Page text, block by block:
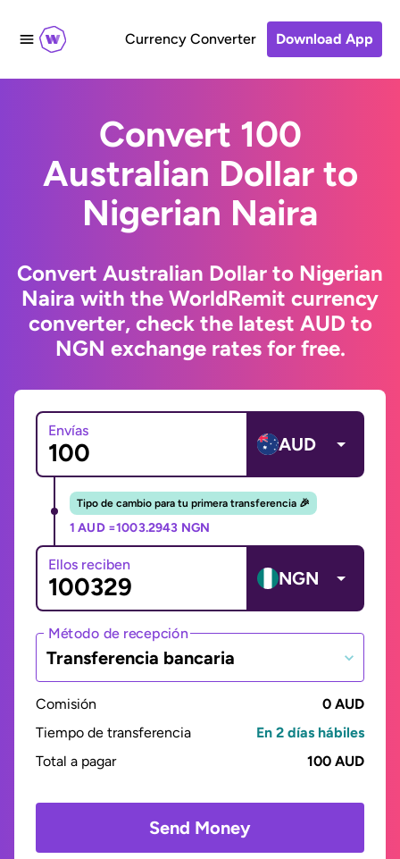
Currency Converter Download App
Convert 100
Australian Dollar to
Nigerian Naira
Convert Australian Dollar to Nigerian
Naira with the WorldRemit currency
converter, check the latest AUD to
NGN exchange rates for free.
Envías
AUD
Tipo de cambio para tu primera transferencia 🎉
1 AUD =1003.2943 NGN
Ellos reciben
NGN
Método de recepción
Transferencia bancaria
Comisión
0 AUD
Tiempo de transferencia
En 2 días hábiles
Total a pagar
100 AUD
Send Money